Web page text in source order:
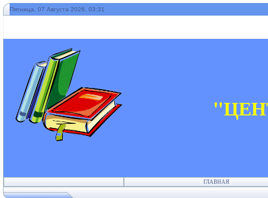
Пятница, 07 Августа 2026, 03:31
ГЛАВНАЯ